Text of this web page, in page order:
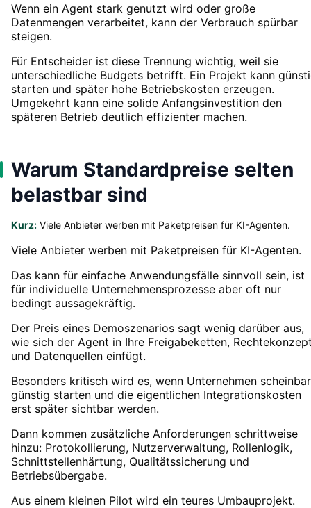
Wenn ein Agent stark genutzt wird oder große
Datenmengen verarbeitet, kann der Verbrauch spürbar
steigen.
Für Entscheider ist diese Trennung wichtig, weil sie
unterschiedliche Budgets betrifft. Ein Projekt kann
starten und später hohe Betriebskosten erzeugen.
Umgekehrt kann eine solide Anfangsinvestition den
späteren Betrieb deutlich effizienter machen.
Warum Standardpreise selten
belastbar sind
Kurz: Viele Anbieter werben mit Paketpreisen für KI-Agenten.
Viele Anbieter werben mit Paketpreisen für KI-Agenten.
Das kann für einfache Anwendungsfälle sinnvoll sein, ist
für individuelle Unternehmensprozesse aber oft nur
bedingt aussagekräftig.
Der Preis eines Demoszenarios sagt wenig darüber aus,
wie sich der Agent in Ihre Freigabeketten,
und Datenquellen einfügt.
Besonders kritisch wird es, wenn Unternehmen scheinbar
günstig starten und die eigentlichen Integrationskosten
erst später sichtbar werden.
Dann kommen zusätzliche Anforderungen schrittweise
hinzu: Protokollierung, Nutzerverwaltung, Rollenlogik,
Schnittstellenhärtung, Qualitätssicherung und
Betriebsübergabe.
Aus einem kleinen Pilot wird ein teures Umbauprojekt.